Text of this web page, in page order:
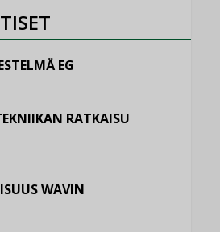
EG
RATKAISU
WAVIN